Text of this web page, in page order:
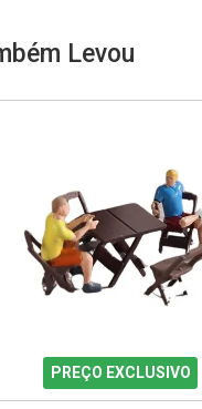
Levou
PREÇO EXCLUSIVO